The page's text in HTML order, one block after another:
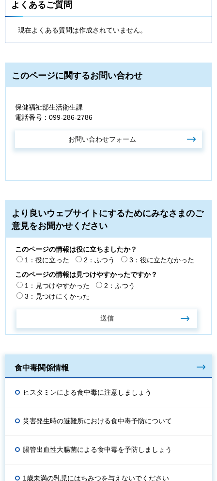
よくあるご質問
現在よくある質問は作成されていません。
このページに関するお問い合わせ
保健福祉部生活衛生課
電話番号：099-286-2786
より良いウェブサイトにするためにみなさまのご
意見をお聞かせください
このページの情報は役に立ちましたか？
1：役に立った
2：ふつう
3：役に立たなかった
このページの情報は見つけやすかったですか？
1：見つけやすかった
2：ふつう
3：見つけにくかった
食中毒関係情報
ヒスタミンによる食中毒に注意しましょう
災害発生時の避難所における食中毒予防について
腸管出血性大腸菌による食中毒を予防しましょう
1歳未満の乳児にはちみつを与えないでください